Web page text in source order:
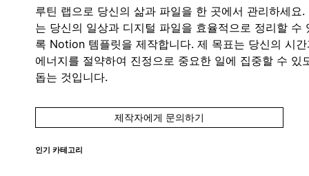
루틴 랩으로 당신의 삶과 파일을 한 곳에서 관리하세요.
는 당신의 일상과 디지털 파일을 효율적으로 정리할 수
록 Notion 템플릿을 제작합니다. 제 목표는 당신의 시
에너지를 절약하여 진정으로 중요한 일에 집중할 수 있
돕는 것입니다.
제작자에게 문의하기
인기 카테고리